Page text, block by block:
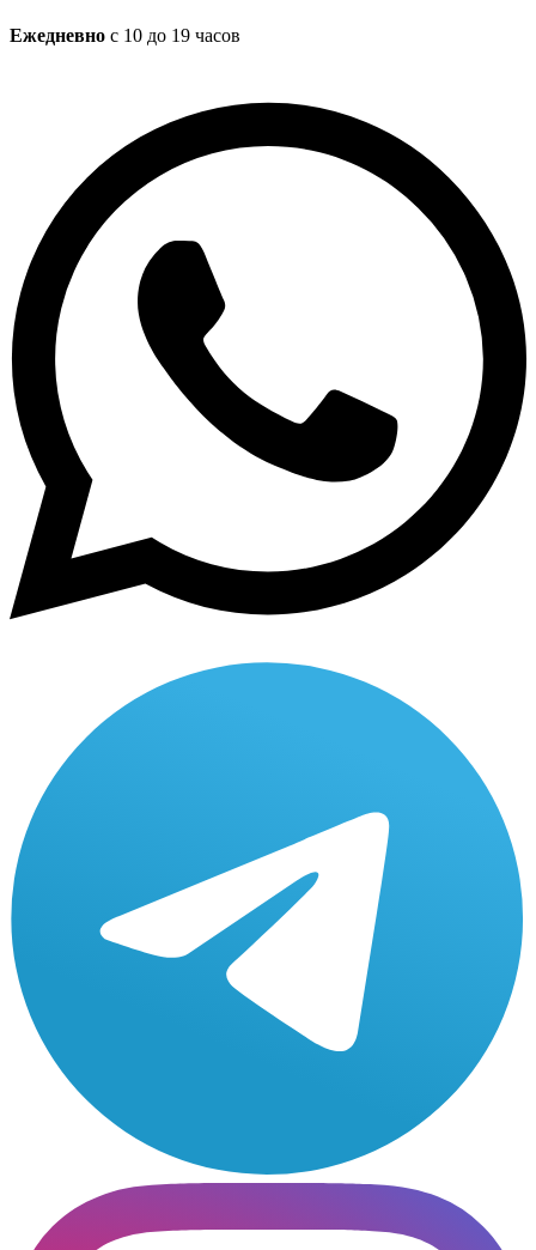
Ежедневно с 10 до 19 часов